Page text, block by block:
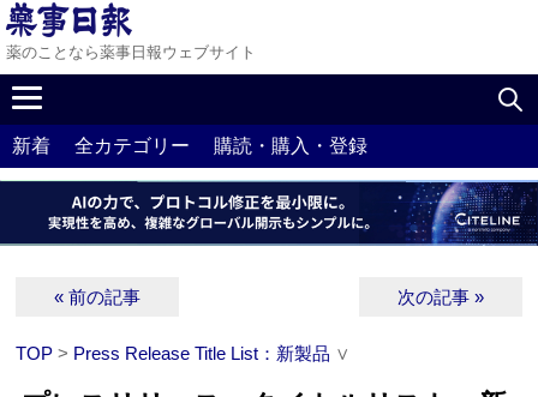
薬のことなら薬事日報ウェブサイト
新着 全カテゴリー 購読・購入・登録
« 前の記事 次の記事 »
TOP > Press Release Title List：新製品 ∨